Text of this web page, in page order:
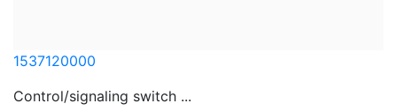
1537120000
Control/signaling switch ...